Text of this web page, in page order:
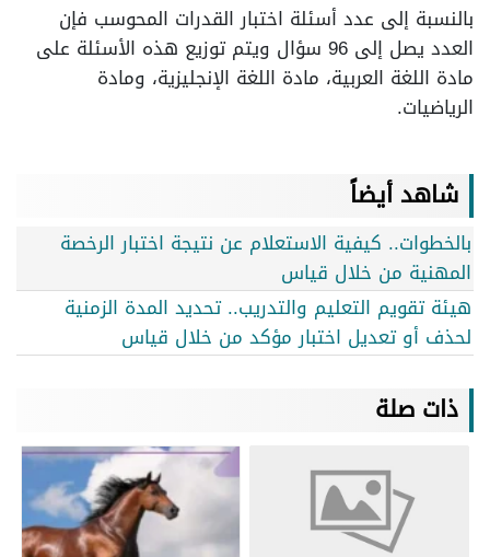
بالنسبة إلى عدد أسئلة اختبار القدرات المحوسب فإن
العدد يصل إلى 96 سؤال ويتم توزيع هذه الأسئلة على
مادة اللغة العربية، مادة اللغة الإنجليزية، ومادة
الرياضيات.
شاهد أيضاً
بالخطوات.. كيفية الاستعلام عن نتيجة اختبار الرخصة
المهنية من خلال قياس
هيئة تقويم التعليم والتدريب.. تحديد المدة الزمنية
لحذف أو تعديل اختبار مؤكد من خلال قياس
ذات صلة